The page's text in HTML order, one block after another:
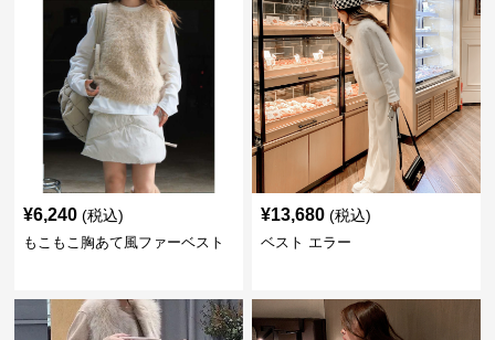
¥6,240 (税込)
もこもこ胸あて風ファーベスト
¥13,680 (税込)
ベスト エラー